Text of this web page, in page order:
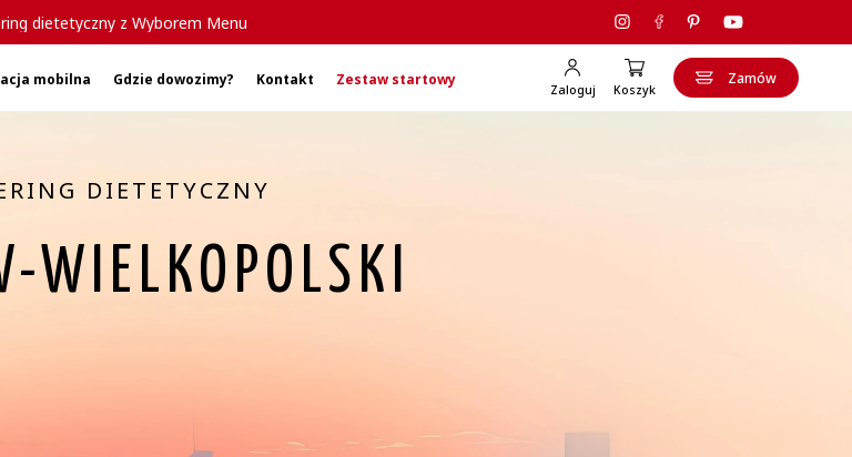
dietetyczny z Wyborem Menu
mobilna Gdzie dowozimy? Kontakt Zestaw startowy
Zaloguj Koszyk
Zamów
DIETETYCZNY
WIELKOPOLSKI